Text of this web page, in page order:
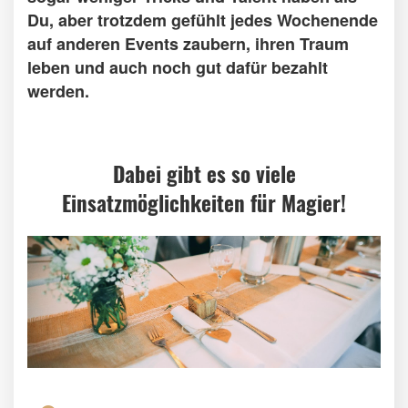
Du, aber trotzdem gefühlt jedes Wochenende
auf anderen Events zaubern, ihren Traum
leben und auch noch gut dafür bezahlt
werden.
Dabei gibt es so viele
Einsatzmöglichkeiten für Magier!